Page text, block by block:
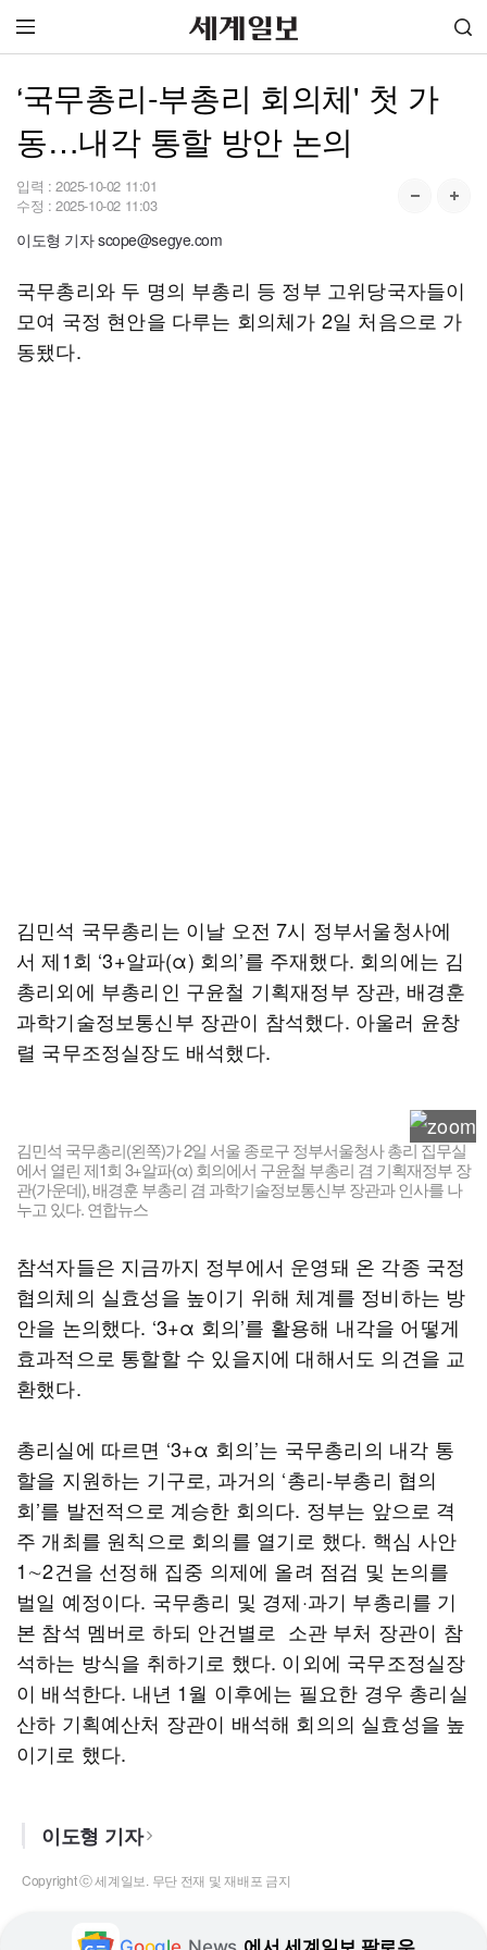
‘국무총리-부총리 회의체' 첫 가
동…내각 통할 방안 논의
입력 : 2025-10-02 11:01
수정 : 2025-10-02 11:03
이도형 기자 scope@segye.com
국무총리와 두 명의 부총리 등 정부 고위당국자들이
모여 국정 현안을 다루는 회의체가 2일 처음으로 가
동됐다.
김민석 국무총리는 이날 오전 7시 정부서울청사에
서 제1회 ‘3+알파(α) 회의’를 주재했다. 회의에는 김
총리외에 부총리인 구윤철 기획재정부 장관, 배경훈
과학기술정보통신부 장관이 참석했다. 아울러 윤창
렬 국무조정실장도 배석했다.
김민석 국무총리(왼쪽)가 2일 서울 종로구 정부서울청사 총리 집무실
에서 열린 제1회 3+알파(α) 회의에서 구윤철 부총리 겸 기획재정부 장
관(가운데), 배경훈 부총리 겸 과학기술정보통신부 장관과 인사를 나
누고 있다. 연합뉴스
참석자들은 지금까지 정부에서 운영돼 온 각종 국정
협의체의 실효성을 높이기 위해 체계를 정비하는 방
안을 논의했다. ‘3+α 회의’를 활용해 내각을 어떻게
효과적으로 통할할 수 있을지에 대해서도 의견을 교
환했다.
총리실에 따르면 ‘3+α 회의’는 국무총리의 내각 통
할을 지원하는 기구로, 과거의 ‘총리-부총리 협의
회’를 발전적으로 계승한 회의다. 정부는 앞으로 격
주 개최를 원칙으로 회의를 열기로 했다. 핵심 사안
1∼2건을 선정해 집중 의제에 올려 점검 및 논의를
벌일 예정이다. 국무총리 및 경제·과기 부총리를 기
본 참석 멤버로 하되 안건별로 소관 부처 장관이 참
석하는 방식을 취하기로 했다. 이외에 국무조정실장
이 배석한다. 내년 1월 이후에는 필요한 경우 총리실
산하 기획예산처 장관이 배석해 회의의 실효성을 높
이기로 했다.
이도형 기자
Copyright ⓒ 세계일보. 무단 전재 및 재배포 금지